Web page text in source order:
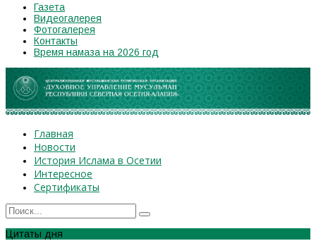
Газета
Видеогалерея
Фотогалерея
Контакты
Время намаза на 2026 год
Главная
Новости
История Ислама в Осетии
Интересное
Сертификаты
Цитаты дня